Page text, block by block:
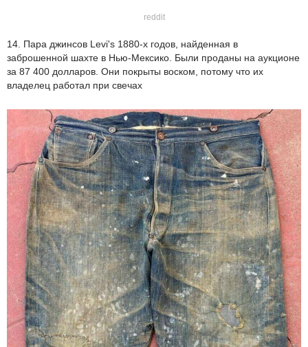
reddit
14. Пара джинсов Levi's 1880-х годов, найденная в
заброшенной шахте в Нью-Мексико. Были проданы на аукционе
за 87 400 долларов. Они покрыты воском, потому что их
владелец работал при свечах